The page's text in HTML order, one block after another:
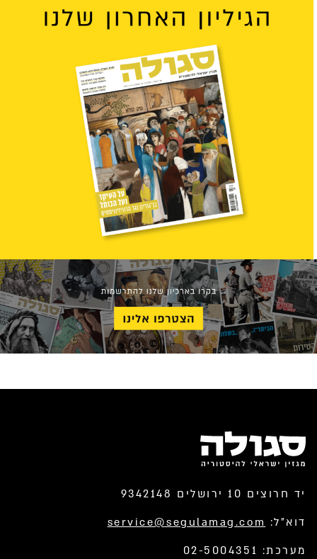
יד חרוצים 10 ירושלים 9342148
דוא”ל: service@segulamag.com
מערכת: 02-5004351